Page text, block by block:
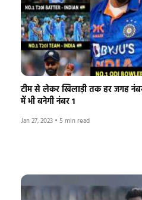
टीम से लेकर खिलाड़ी तक हर जगह
में भी बनेगी नंबर 1
Jan 27, 2023 • 5 min read